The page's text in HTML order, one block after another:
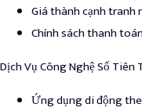
Giá thành cạnh tranh
Chính sách thanh
Dịch Vụ Công Nghệ Số Tiên
Ứng dụng di động